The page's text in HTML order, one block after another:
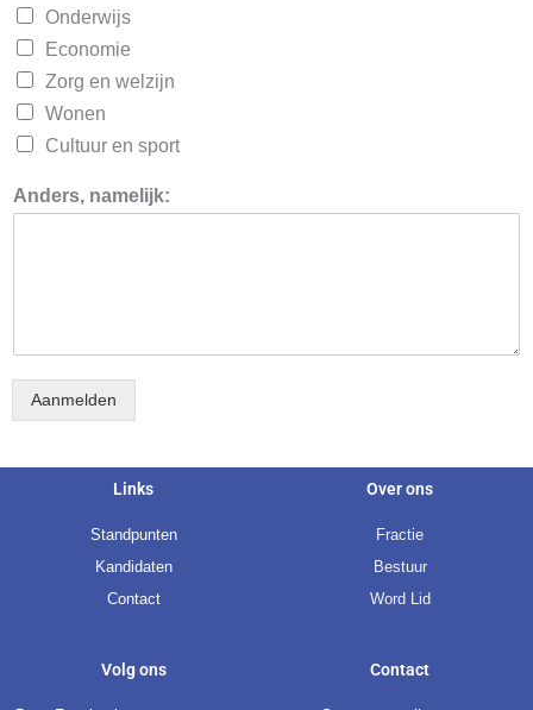
a
a
d
e
A
Onderwijs
Economie
Zorg en welzijn
Wonen
Cultuur en sport
Anders, namelijk:
Aanmelden
Links
Standpunten
Kandidaten
Contact
Over ons
Fractie
Bestuur
Word Lid
Volg ons Contact